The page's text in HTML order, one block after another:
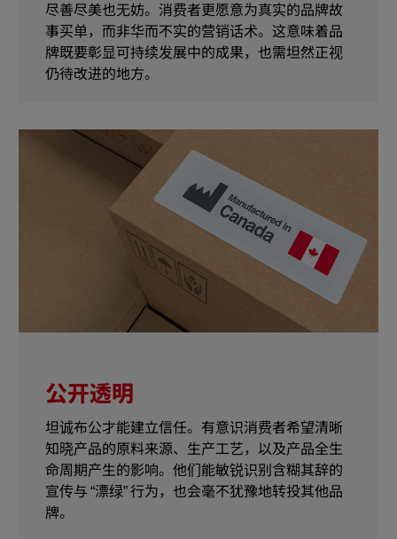
尽善尽美也无妨。消费者更愿意为真实的品牌故
事买单，而非华而不实的营销话术。这意味着品
牌既要彰显可持续发展中的成果，也需坦然正视
仍待改进的地方。
公开透明
坦诚布公才能建立信任。有意识消费者希望清晰
知晓产品的原料来源、生产工艺，以及产品全生
命周期产生的影响。他们能敏锐识别含糊其辞的
宣传与 “漂绿” 行为，也会毫不犹豫地转投其他品
牌。